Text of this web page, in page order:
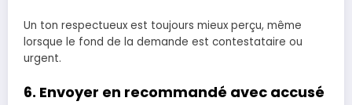
Un ton respectueux est toujours mieux perçu, même
lorsque le fond de la demande est contestataire ou
urgent.
6. Envoyer en recommandé avec accusé